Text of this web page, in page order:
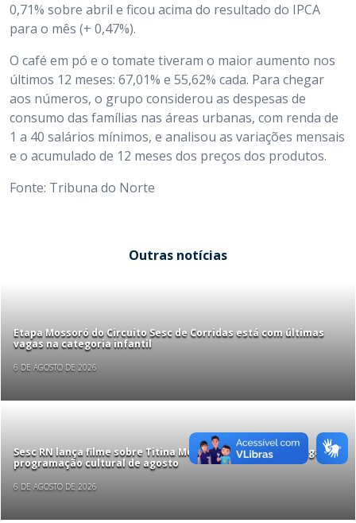
0,71% sobre abril e ficou acima do resultado do IPCA
para o mês (+ 0,47%).
O café em pó e o tomate tiveram o maior aumento nos
últimos 12 meses: 67,01% e 55,62% cada. Para chegar
aos números, o grupo considerou as despesas de
consumo das famílias nas áreas urbanas, com renda de
1 a 40 salários mínimos, e analisou as variações mensais
e o acumulado de 12 meses dos preços dos produtos.
Fonte: Tribuna do Norte
Outras notícias
Etapa Mossoró do Circuito Sesc de Corridas está com últimas
vagas na categoria infantil
6 DE AGOSTO DE 2026
Sesc RN lança filme sobre Titina Medeiros em Acari e divulga
programação cultural de agosto
6 DE AGOSTO DE 2026